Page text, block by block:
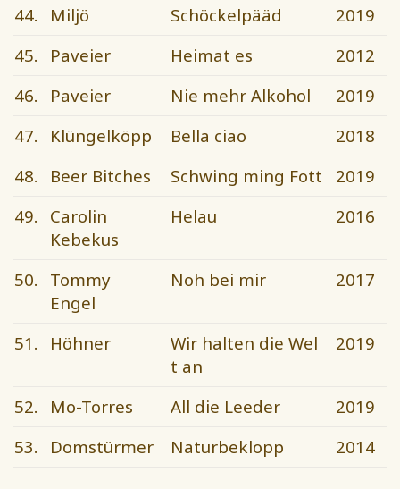
44. Miljö Schöckelpääd
2019
45.
Paveier Heimat es
2012
46.
Paveier Nie mehr Alkohol
2019
47.
Klüngelköpp Bella ciao
2018
48.
Beer Bitches Schwing ming Fott
2019
49.
Carolin
Kebekus
Helau 2016
50.
Tommy
Engel
Noh bei mir 2017
51. Höhner
Wir halten die Wel
t an
2019
52. Mo-Torres All die Leeder
2019
53.
Domstürmer Naturbeklopp 2014